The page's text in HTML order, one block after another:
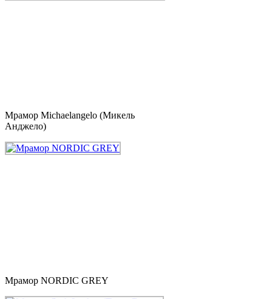
Мрамор Michaelangelo (Микель
Анджело)
Мрамор NORDIC GREY